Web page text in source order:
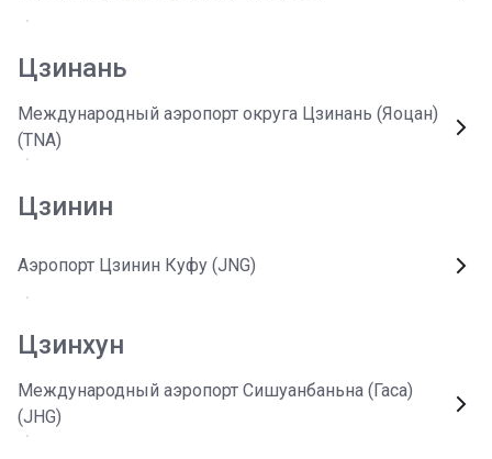
Цзинань
Международный аэропорт округа Цзинань (Яоцан)
(TNA)
Цзинин
Аэропорт Цзинин Куфу (JNG)
Цзинхун
Международный аэропорт Сишуанбаньна (Гаса)
(JHG)